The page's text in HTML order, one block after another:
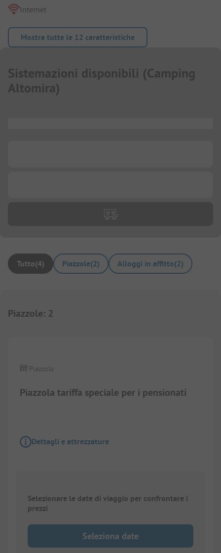
Internet
Mostra tutte le 12 caratteristiche
Sistemazioni disponibili (Camping
Altomira)
Tutto(4) Piazzole(2) Alloggi in affitto(2)
Piazzole: 2
Piazzola tariffa speciale per i pensionati
Piazzola
Dettagli e attrezzature
Selezionare le date di viaggio per confrontare i
prezzi
Seleziona date